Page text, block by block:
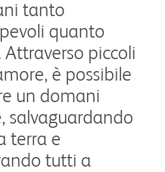
tanto
quanto
Attraverso piccoli
è possibile
un domani
salvaguardando
terra e
tutti a